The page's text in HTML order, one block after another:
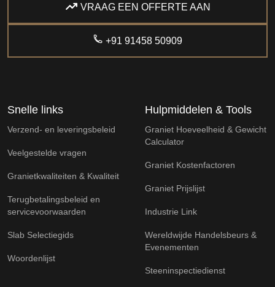
VRAAG EEN OFFERTE AAN
+91 91458 50909
Snelle links
Verzend- en leveringsbeleid
Veelgestelde vragen
Granietkwaliteiten & Kwaliteit
Terugbetalingsbeleid en
servicevoorwaarden
Slab Selectiegids
Woordenlijst
Hulpmiddelen & Tools
Graniet Hoeveelheid & Gewicht
Calculator
Graniet Kostenfactoren
Graniet Prijslijst
Industrie Link
Wereldwijde Handelsbeurs &
Evenementen
Steeninspectiedienst